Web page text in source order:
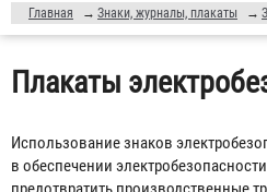
Главная → Знаки, журналы, плакаты →
Плакаты
Использование знаков
в обеспечении